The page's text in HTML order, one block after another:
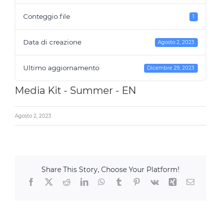
Conteggio file 1
Data di creazione Agosto 2, 2023
Ultimo aggiornamento Dicembre 29, 2023
Media Kit - Summer - EN
Agosto 2, 2023
Share This Story, Choose Your Platform!
Facebook
X RedditLinkedInWhatsApp
TumblrPinterest
Vk Xing Email